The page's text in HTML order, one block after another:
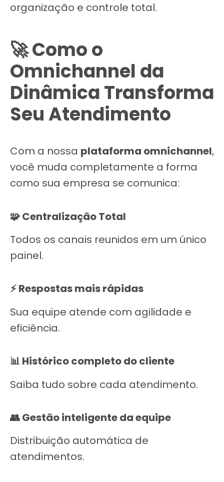
organização e controle total.
🚀 Como o
Omnichannel da
Dinâmica Transforma
Seu Atendimento
Com a nossa plataforma omnichannel,
você muda completamente a forma
como sua empresa se comunica:
🧩 Centralização Total
Todos os canais reunidos em um único
painel.
⚡ Respostas mais rápidas
Sua equipe atende com agilidade e
eficiência.
📊 Histórico completo do cliente
Saiba tudo sobre cada atendimento.
👥 Gestão inteligente da equipe
Distribuição automática de
atendimentos.